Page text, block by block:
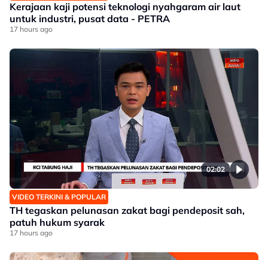
Kerajaan kaji potensi teknologi nyahgaram air laut
untuk industri, pusat data - PETRA
17 hours ago
02:02
VIDEO TERKINI & POPULAR
TH tegaskan pelunasan zakat bagi pendeposit sah,
patuh hukum syarak
17 hours ago